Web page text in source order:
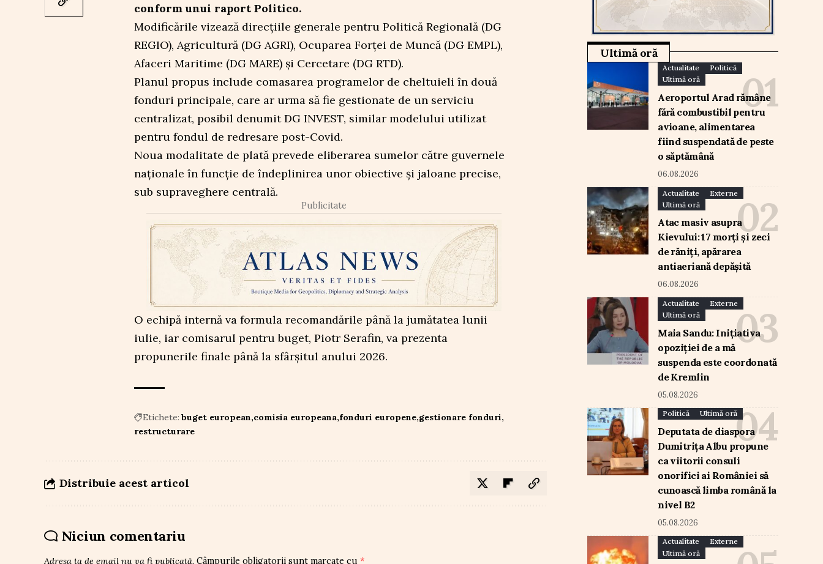
conform unui raport Politico.
Modificările vizează direcțiile generale pentru Politică Regională (DG
REGIO), Agricultură (DG AGRI), Ocuparea Forței de Muncă (DG EMPL),
Afaceri Maritime (DG MARE) și Cercetare (DG RTD).
Planul propus include comasarea programelor de cheltuieli în două
fonduri principale, care ar urma să fie gestionate de un serviciu
centralizat, posibil denumit DG INVEST, similar modelului utilizat
pentru fondul de redresare post-Covid.
Noua modalitate de plată prevede eliberarea sumelor către guvernele
naționale în funcție de îndeplinirea unor obiective și jaloane precise,
sub supraveghere centrală.
Publicitate
O echipă internă va formula recomandările până la jumătatea lunii
iulie, iar comisarul pentru buget, Piotr Serafin, va prezenta
propunerile finale până la sfârșitul anului 2026.
Etichete: buget european comisia europeana fonduri europene gestionare fonduri
restructurare
Distribuie acest articol
Niciun comentariu
Adresa ta de email nu va fi publicată. Câmpurile obligatorii sunt marcate cu *
Ultimă oră
Actualitate
Politică
Ultimă oră
Aeroportul Arad rămâne
fără combustibil pentru
avioane, alimentarea
fiind suspendată de peste
o săptămână
06.08.2026
Actualitate
Externe
Ultimă oră
Atac masiv asupra
Kievului: 17 morți și zeci
de răniți, apărarea
antiaeriană depășită
06.08.2026
Actualitate
Externe
Ultimă oră
Maia Sandu: Inițiativa
opoziției de a mă
suspenda este coordonată
de Kremlin
05.08.2026
Politică Ultimă oră
Deputata de diaspora
Dumitrița Albu propune
ca viitorii consuli
onorifici ai României să
cunoască limba română la
nivel B2
05.08.2026
Actualitate
Externe
Ultimă oră